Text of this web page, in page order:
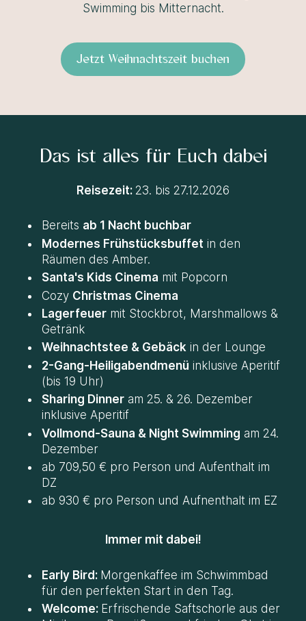
Swimming bis Mitternacht.
Jetzt Weihnachtszeit buchen
Das ist alles für Euch dabei
Reisezeit: 23. bis 27.12.2026
Bereits ab 1 Nacht buchbar
Modernes Frühstücksbuffet in den
Räumen des Amber.
Santa's Kids Cinema mit Popcorn
Cozy Christmas Cinema
Lagerfeuer mit Stockbrot, Marshmallows &
Getränk
Weihnachtstee & Gebäck in der Lounge
2-Gang-Heiligabendmenü inklusive Aperitif
(bis 19 Uhr)
Sharing Dinner am 25. & 26. Dezember
inklusive Aperitif
Vollmond-Sauna & Night Swimming am 24.
Dezember
ab 709,50 € pro Person und Aufenthalt im
DZ
ab 930 € pro Person und Aufnenthalt im EZ
Immer mit dabei!
Early Bird: Morgenkaffee im Schwimmbad
für den perfekten Start in den Tag.
Welcome: Erfrischende Saftschorle aus der